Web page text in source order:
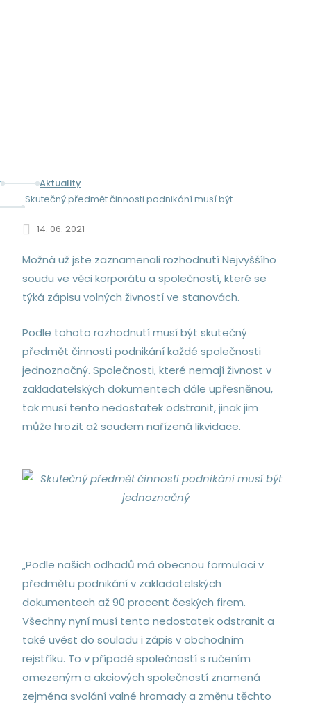
Aktuality
Skutečný předmět činnosti podnikání musí být
14. 06. 2021
Možná už jste zaznamenali rozhodnutí Nejvyššího
soudu ve věci korporátu a společností, které se
týká zápisu volných živností ve stanovách.
Podle tohoto rozhodnutí musí být skutečný
předmět činnosti podnikání každé společnosti
jednoznačný. Společnosti, které nemají živnost v
zakladatelských dokumentech dále upřesněnou,
tak musí tento nedostatek odstranit, jinak jim
může hrozit až soudem nařízená likvidace.
„Podle našich odhadů má obecnou formulaci v
předmětu podnikání v zakladatelských
dokumentech až 90 procent českých firem.
Všechny nyní musí tento nedostatek odstranit a
také uvést do souladu i zápis v obchodním
rejstříku. To v případě společností s ručením
omezeným a akciových společností znamená
zejména svolání valné hromady a změnu těchto